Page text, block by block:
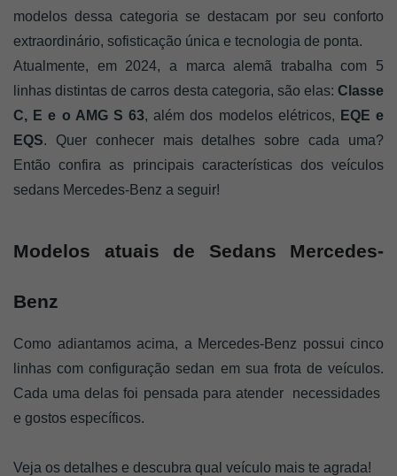
modelos dessa categoria se destacam por seu conforto
extraordinário, sofisticação única e tecnologia de ponta.
Atualmente, em 2024, a marca alemã trabalha com 5
linhas distintas de carros desta categoria, são elas: Classe
C, E e o AMG S 63, além dos modelos elétricos, EQE e
EQS. Quer conhecer mais detalhes sobre cada uma?
Então confira as principais características dos veículos
sedans Mercedes-Benz a seguir!
Modelos atuais de Sedans Mercedes-
Benz
Como adiantamos acima, a Mercedes-Benz possui cinco
linhas com configuração sedan em sua frota de veículos.
Cada uma delas foi pensada para atender necessidades
e gostos específicos.
Veja os detalhes e descubra qual veículo mais te agrada!